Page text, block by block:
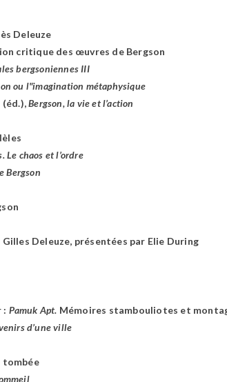
Deleuze
critique des œuvres de Bergson
bergsoniennes III
ou l"imagination métaphysique
Bergson, la vie et l’action
Le chaos et l’ordre
Bergson
Deleuze, présentées par Elie During
: Pamuk Apt. Mémoires stambouliotes et
d’une ville
tombée